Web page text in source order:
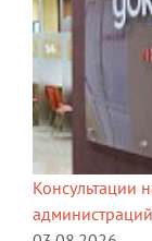
Консультации